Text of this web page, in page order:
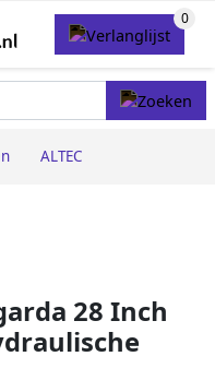
ALTEC
28 Inch